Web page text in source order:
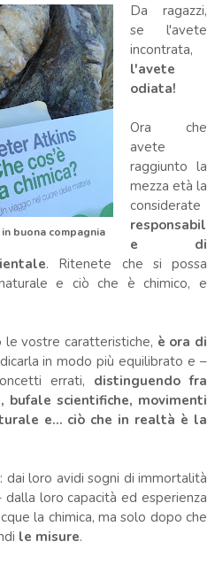
buona compagnia
Da ragazzi,
se l'avete
incontrata,
l'avete
odiata!
Ora che
avete
raggiunto la
mezza età la
considerate
responsabil
e di
. Ritenete che si possa
e ciò che è chimico, e
le vostre caratteristiche, è ora di
in modo più equilibrato e –
errati, distinguendo fra
scientifiche, movimenti
e... ciò che in realtà è la
: dai loro avidi sogni di immortalità
loro capacità ed esperienza
la chimica, ma solo dopo che
le misure.